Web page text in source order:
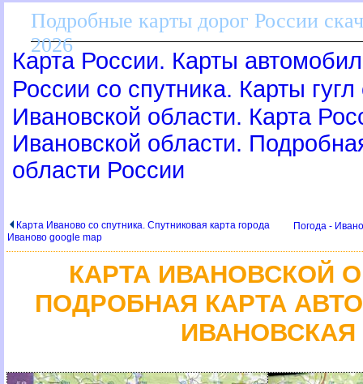
Подробные карты дорог России
2026
Карта России. Карты
России со спутника. Карты
Ивановской области. Карта
Ивановской области.
области России
Карта Иваново со спутника. Спутниковая карта города
Иваново google map
Погода -
КАРТА ИВАНОВСКОЙ
ПОДРОБНАЯ КАРТА
ИВАНОВСКАЯ